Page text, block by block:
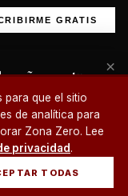
GRATIS
reservados.
para que el sitio
de analítica para
Zona Zero. Lee
privacidad.
TODAS
CUENTA
mañana en tu
SUSCRIBIRME
×